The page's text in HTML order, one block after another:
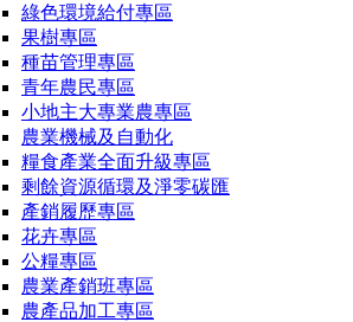
綠色環境給付專區
果樹專區
種苗管理專區
青年農民專區
小地主大專業農專區
農業機械及自動化
糧食產業全面升級專區
剩餘資源循環及淨零碳匯
產銷履歷專區
花卉專區
公糧專區
農業產銷班專區
農產品加工專區